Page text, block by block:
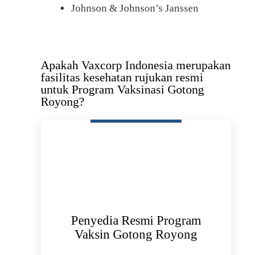
Johnson & Johnson’s Janssen
Apakah Vaxcorp Indonesia merupakan
fasilitas kesehatan rujukan resmi
untuk Program Vaksinasi Gotong
Royong?
Penyedia Resmi Program
Vaksin Gotong Royong